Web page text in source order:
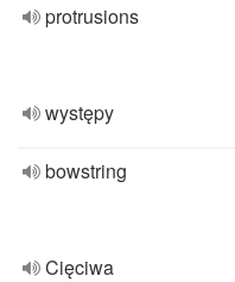
protrusions
występy
bowstring
Cięciwa